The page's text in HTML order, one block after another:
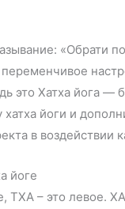
«Обрати
переменчивое
это Хатха йога —
хатха йоги и
в воздействии
йоге
ТХА – это левое.